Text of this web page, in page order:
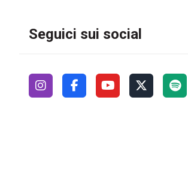
Seguici sui social